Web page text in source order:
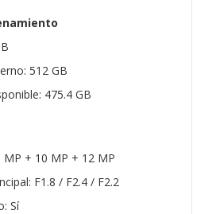
512 GB
475.4 GB
MP + 10 MP + 12 MP
F1.8 / F2.4 / F2.2
Sí